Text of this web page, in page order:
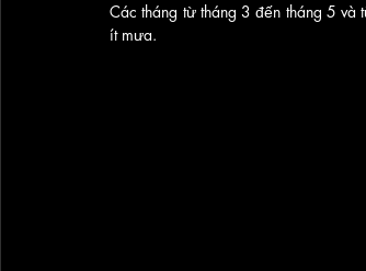
Các tháng từ tháng 3 đến tháng 5
ít mưa.